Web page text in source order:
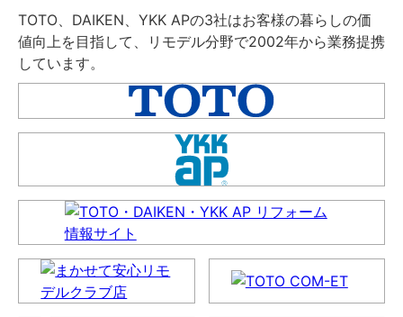
TOTO、DAIKEN、YKK APの3社はお客様の暮らしの価
値向上を目指して、リモデル分野で2002年から業務提携
しています。